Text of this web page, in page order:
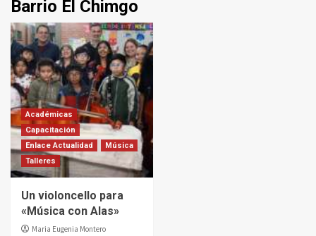
Barrio El Chimgo
Académicas
Capacitación
Enlace Actualidad
Música
Talleres
Un violoncello para
«Música con Alas»
Maria Eugenia Montero